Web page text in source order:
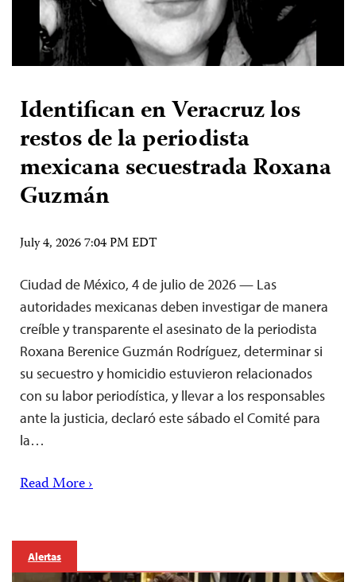
Identifican en Veracruz los
restos de la periodista
mexicana secuestrada Roxana
Guzmán
July 4, 2026 7:04 PM EDT
Ciudad de México, 4 de julio de 2026 — Las
autoridades mexicanas deben investigar de manera
creíble y transparente el asesinato de la periodista
Roxana Berenice Guzmán Rodríguez, determinar si
su secuestro y homicidio estuvieron relacionados
con su labor periodística, y llevar a los responsables
ante la justicia, declaró este sábado el Comité para
la…
Read More ›
Alertas